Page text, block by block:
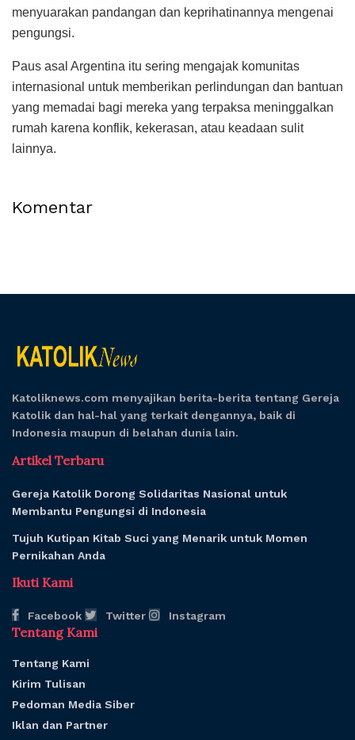
menyuarakan pandangan dan keprihatinannya mengenai
pengungsi.
Paus asal Argentina itu sering mengajak komunitas
internasional untuk memberikan perlindungan dan bantuan
yang memadai bagi mereka yang terpaksa meninggalkan
rumah karena konflik, kekerasan, atau keadaan sulit
lainnya.
Komentar
Katoliknews.com menyajikan berita-berita tentang Gereja
Katolik dan hal-hal yang terkait dengannya, baik di
Indonesia maupun di belahan dunia lain.
Artikel Terbaru
Gereja Katolik Dorong Solidaritas Nasional untuk
Membantu Pengungsi di Indonesia
Tujuh Kutipan Kitab Suci yang Menarik untuk Momen
Pernikahan Anda
Ikuti Kami
Facebook Twitter Instagram
Tentang Kami
Tentang Kami
Kirim Tulisan
Pedoman Media Siber
Iklan dan Partner